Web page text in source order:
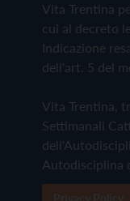
Vita Trentina
cui al decreto
Indicazione
dell'art. 5 del
Vita Trentina,
Settimanali
Autodisciplina